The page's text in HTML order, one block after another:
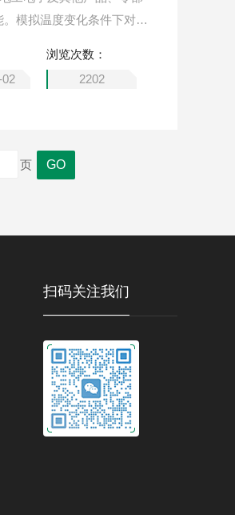
模拟温度变化条件下对产
02
浏览次数：
2202
页
扫码关注我们